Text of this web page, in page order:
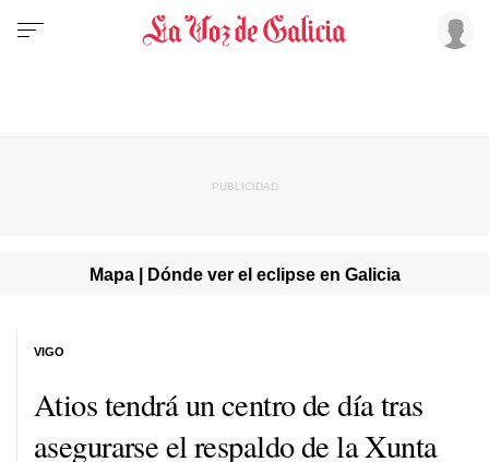
Mapa | Dónde ver el eclipse en Galicia
Atios tendrá un centro de día tras
asegurarse el respaldo de la Xunta
VIGO